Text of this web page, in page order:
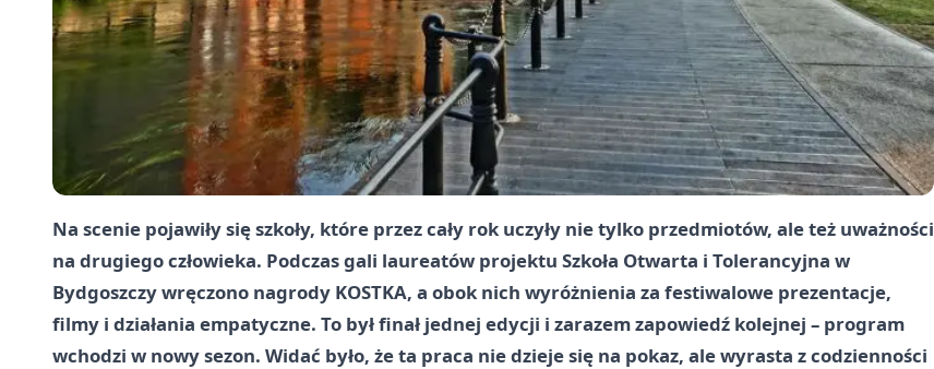
Na scenie pojawiły się szkoły, które przez cały rok uczyły nie tylko przedmiotów, ale też uważności
na drugiego człowieka. Podczas gali laureatów projektu Szkoła Otwarta i Tolerancyjna w
Bydgoszczy wręczono nagrody KOSTKA, a obok nich wyróżnienia za festiwalowe prezentacje,
filmy i działania empatyczne. To był finał jednej edycji i zarazem zapowiedź kolejnej – program
wchodzi w nowy sezon. Widać było, że ta praca nie dzieje się na pokaz, ale wyrasta z codzienności